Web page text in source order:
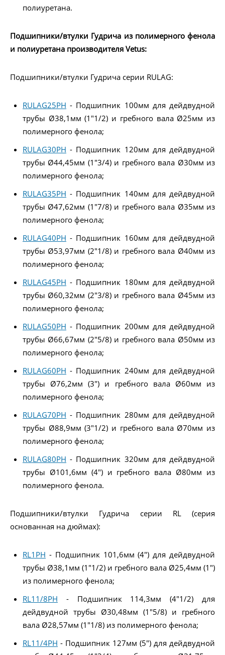
полиуретана.
Подшипники/втулки Гудрича из полимерного фенола
и полиуретана производителя Vetus:
Подшипники/втулки Гудрича серии RULAG:
RULAG25PH - Подшипник 100мм для дейдвудной
трубы Ø38,1мм (1"1/2) и гребного вала Ø25мм из
полимерного фенола;
RULAG30PH - Подшипник 120мм для дейдвудной
трубы Ø44,45мм (1"3/4) и гребного вала Ø30мм из
полимерного фенола;
RULAG35PH - Подшипник 140мм для дейдвудной
трубы Ø47,62мм (1"7/8) и гребного вала Ø35мм из
полимерного фенола;
RULAG40PH - Подшипник 160мм для дейдвудной
трубы Ø53,97мм (2"1/8) и гребного вала Ø40мм из
полимерного фенола;
RULAG45PH - Подшипник 180мм для дейдвудной
трубы Ø60,32мм (2"3/8) и гребного вала Ø45мм из
полимерного фенола;
RULAG50PH - Подшипник 200мм для дейдвудной
трубы Ø66,67мм (2"5/8) и гребного вала Ø50мм из
полимерного фенола;
RULAG60PH - Подшипник 240мм для дейдвудной
трубы Ø76,2мм (3") и гребного вала Ø60мм из
полимерного фенола;
RULAG70PH - Подшипник 280мм для дейдвудной
трубы Ø88,9мм (3"1/2) и гребного вала Ø70мм из
полимерного фенола;
RULAG80PH - Подшипник 320мм для дейдвудной
трубы Ø101,6мм (4") и гребного вала Ø80мм из
полимерного фенола.
Подшипники/втулки Гудрича серии RL (серия
основанная на дюймах):
RL1PH - Подшипник 101,6мм (4") для дейдвудной
трубы Ø38,1мм (1"1/2) и гребного вала Ø25,4мм (1")
из полимерного фенола;
RL11/8PH - Подшипник 114,3мм (4"1/2) для
дейдвудной трубы Ø30,48мм (1"5/8) и гребного
вала Ø28,57мм (1"1/8) из полимерного фенола;
RL11/4PH - Подшипник 127мм (5") для дейдвудной